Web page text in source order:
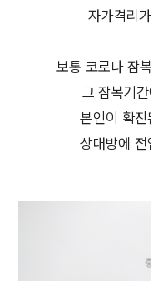
자가격리
보통 코로나 잠
그 잠복기
본인이 확
상대방에